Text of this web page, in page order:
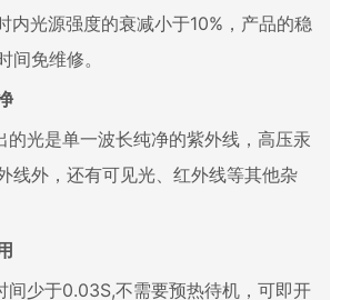
内光源强度的衰减小于10%，产品的稳
间免维修。
的光是单一波长纯净的紫外线，高压汞
线外，还有可见光、红外线等其他杂
间少于0.03S,不需要预热待机，可即开